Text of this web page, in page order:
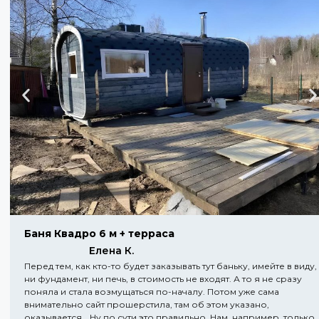
Баня Квадро 6 м + терраса
Елена К.
Перед тем, как кто-то будет заказывать тут баньку, имейте в виду,
ни фундамент, ни печь, в стоимость не входят. А то я не сразу
поняла и стала возмущаться по-началу. Потом уже сама
внимательно сайт прошерстила, там об этом указано,